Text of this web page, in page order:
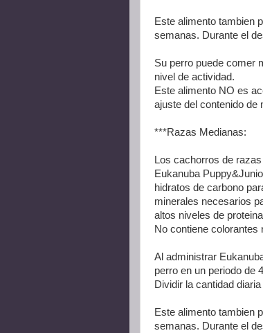
Este alimento tambien
semanas. Durante el
Su perro puede comer
nivel de actividad.
Este alimento NO es
ajuste del contenido de
***Razas Medianas:
Los cachorros de
Eukanuba
hidratos de carbono
minerales necesarios
altos niveles de
No contiene colorantes
Al administrar
perro en un periodo de
Dividir la cantidad
Este alimento tambien
semanas. Durante el